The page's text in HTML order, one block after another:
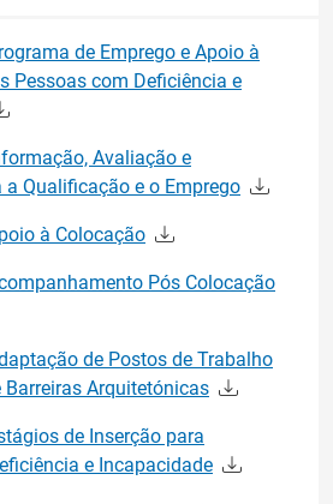
de Emprego e Apoio à
Pessoas com Deficiência e
Avaliação e
a Qualificação e o Emprego
à Colocação
Pós Colocação
de Postos de Trabalho
Arquitetónicas
de Inserção para
e Incapacidade